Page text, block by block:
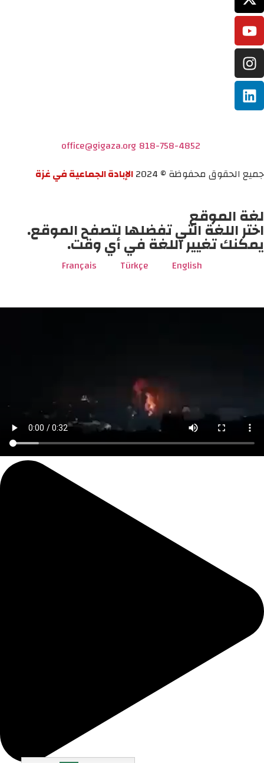
818-758-4852
office@gigaza.org
جميع الحقوق محفوظة © 2024
الإبادة الجماعية في غزة
لغة الموقع
اختر اللغة التي تفضلها لتصفح الموقع.
يمكنك تغيير اللغة في أي وقت.
English
Türkçe
Français